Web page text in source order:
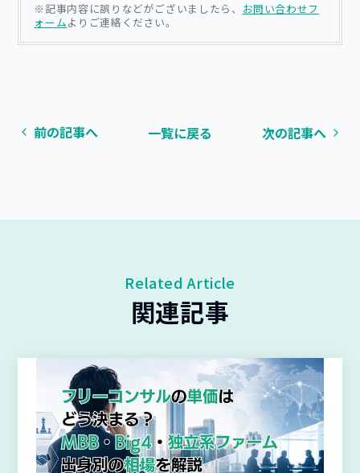
※記事内容に誤りなどがございましたら、 お問い合わせフ
ォームよりご連絡ください。
前の記事へ 一覧に戻る 次の記事へ
Related Article
関連記事